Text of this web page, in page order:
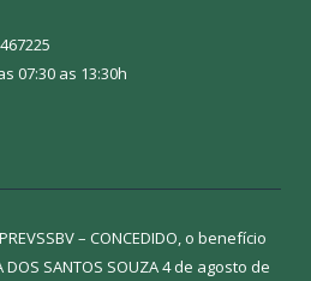
07:30 as 13:30h
– CONCEDIDO, o benefício
DOS SANTOS SOUZA4 de agosto de